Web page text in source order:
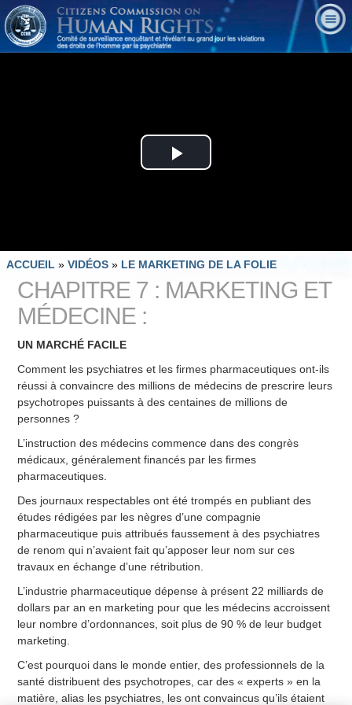
Play
ACCUEIL » VIDÉOS » LE MARKETING DE LA FOLIE
CHAPITRE 7 : MARKETING ET
MÉDECINE :
UN MARCHÉ FACILE
Comment les psychiatres et les firmes pharmaceutiques ont-ils
réussi à convaincre des millions de médecins de prescrire leurs
psychotropes puissants à des centaines de millions de
personnes ?
L’instruction des médecins commence dans des congrès
médicaux, généralement financés par les firmes
pharmaceutiques.
Des journaux respectables ont été trompés en publiant des
études rédigées par les nègres d’une compagnie
pharmaceutique puis attribués faussement à des psychiatres
de renom qui n’avaient fait qu’apposer leur nom sur ces
travaux en échange d’une rétribution.
L’industrie pharmaceutique dépense à présent 22 milliards de
dollars par an en marketing pour que les médecins accroissent
leur nombre d’ordonnances, soit plus de 90 % de leur budget
marketing.
C’est pourquoi dans le monde entier, des professionnels de la
santé distribuent des psychotropes, car des « experts » en la
matière, alias les psychiatres, les ont convaincus qu’ils étaient